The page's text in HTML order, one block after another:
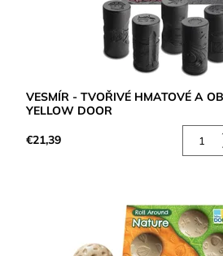
VESMÍR - TVOŘIVÉ HMATOVÉ A
YELLOW DOOR
€21,39